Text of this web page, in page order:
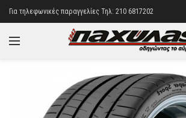
Για τηλεφωνικές παραγγελίες Τηλ: 210 6817202